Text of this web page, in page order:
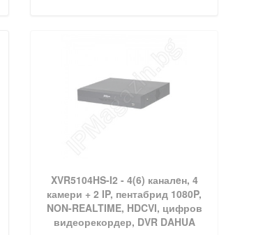
XVR5104HS-I2 - 4(6) каналeн, 4
камери + 2 IP, пентабрид 1080P,
NON-REALTIME, HDCVI, цифров
видеорекордер, DVR DAHUA